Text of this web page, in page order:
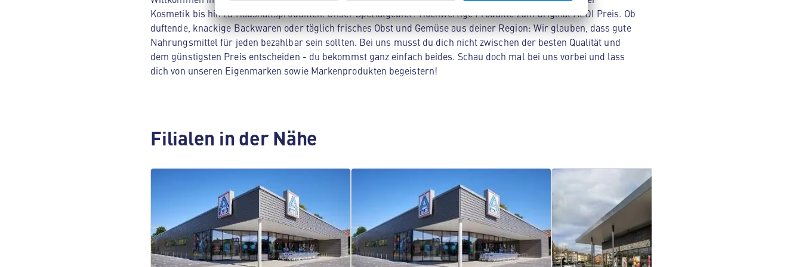
Kosmetik bis hin zu Haushaltsprodukten. Unser Spezialgebiet? Hochwertige Produkte zum Original ALDI Preis. Ob
duftende, knackige Backwaren oder täglich frisches Obst und Gemüse aus deiner Region: Wir glauben, dass gute
Nahrungsmittel für jeden bezahlbar sein sollten. Bei uns musst du dich nicht zwischen der besten Qualität und
dem günstigsten Preis entscheiden - du bekommst ganz einfach beides. Schau doch mal bei uns vorbei und lass
dich von unseren Eigenmarken sowie Markenprodukten begeistern!
Filialen in der Nähe